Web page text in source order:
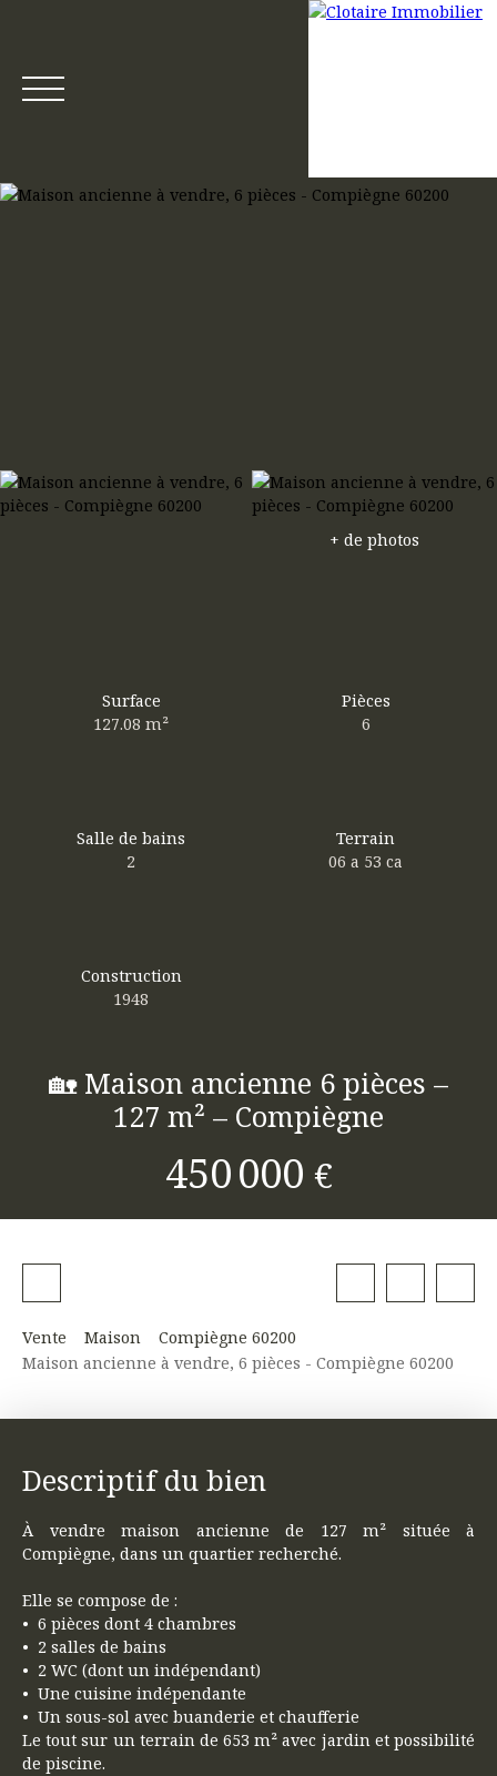
+ de photos
Surface
127.08m²
Pièces
6
Salle de bains
2
Terrain
06 a 53 ca
Construction
1948
🏡 Maison ancienne 6 pièces –
127 m² – Compiègne
450 000 €
Vente Maison
Compiègne 60200
Maison ancienne à vendre, 6 pièces - Compiègne 60200
Descriptif du bien
À vendre maison ancienne de 127 m² située à
Compiègne, dans un quartier recherché.
Elle se compose de :
6 pièces dont 4 chambres
2 salles de bains
2 WC (dont un indépendant)
Une cuisine indépendante
Un sous-sol avec buanderie et chaufferie
Le tout sur un terrain de 653 m² avec jardin et possibilité
de piscine.